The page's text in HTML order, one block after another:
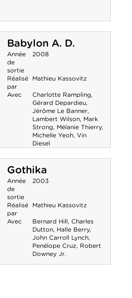
Babylon A. D.
Année
de
sortie
2008
Réalisé
par
Mathieu Kassovitz
Avec Charlotte Rampling,
Gérard Depardieu,
Jérôme Le Banner,
Lambert Wilson, Mark
Strong, Mélanie Thierry,
Michelle Yeoh, Vin
Diesel
Gothika
Année
de
sortie
2003
Réalisé
par
Mathieu Kassovitz
Avec Bernard Hill, Charles
Dutton, Halle Berry,
John Carroll Lynch,
Penélope Cruz, Robert
Downey Jr.